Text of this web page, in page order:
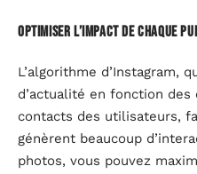
Optimiser l’impact de chaque
L’algorithme d’Instagram,
d’actualité en fonction
contacts des utilisateurs,
génèrent beaucoup
photos, vous pouvez